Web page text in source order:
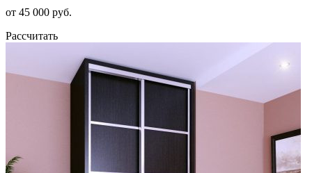
от 45 000 руб.
Рассчитать